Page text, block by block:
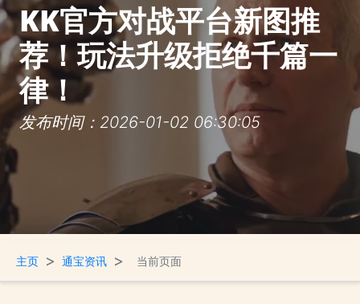
KK官方对战平台新图推
荐！玩法升级拒绝千篇一
律！
发布时间：2026-01-02 06:30:05
主页 > 通宝资讯 > 当前页面